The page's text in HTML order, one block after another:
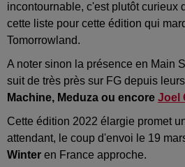
incontournable, c'est plutôt curieux
cette liste pour cette édition qui
Tomorrowland.
A noter sinon la présence en Main
suit de très près sur FG depuis
Machine, Meduza ou encore Joel
Cette édition 2022 élargie promet
attendant, le coup d'envoi le 19
Winter en France approche.